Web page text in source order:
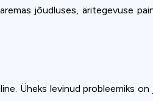
jõudluses, äritegevuse
Üheks levinud probleemiks